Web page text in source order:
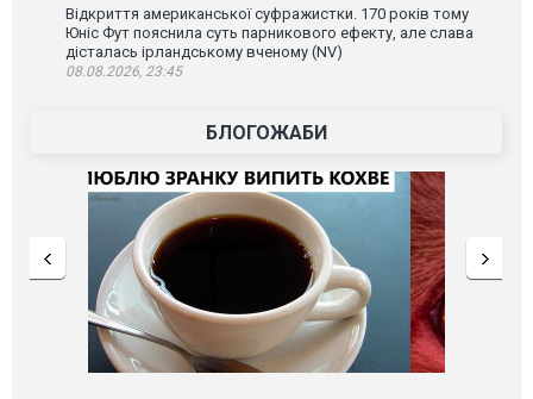
Відкриття американської суфражистки. 170 років тому
Юніс Фут пояснила суть парникового ефекту, але слава
дісталась ірландському вченому (NV)
08.08.2026, 23:45
БЛОГОЖАБИ